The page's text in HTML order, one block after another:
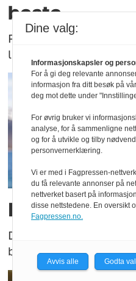
beste
Politiets
lagt merke til.
Han er ny
Den nye FOT-lederen i
både lang erfaring og
Dine valg:
Informasjonskapsler og
For å gi deg relevante
informasjon fra ditt besøk på
deg mot dette under
For øvrig bruker vi
analyse, for å sammenligne
og for å utvikle og tilby
personvernerklæring.
Vi er med i Fagpressen-
du få relevante annonser på
nettverket basert på
disse nettstedene. En oversikt
Fagpressen.no.
Avvis alle Godta